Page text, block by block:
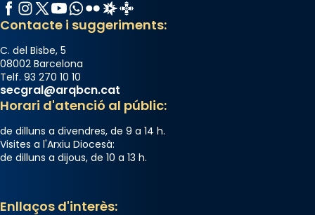
2 weeks ago
Memòria de les santes Juliana i
Semproniana, verges i màrtirs.
Acompanyant la història de sant Cugat, a
partir de l’Edat Mitjana sorgeix la tradició
que les santes Juliana (“relatiu a Júlia”) i
Semproniana (“relatiu a Semprònia =
eterna”) són deixebles seves. I l’any 1667, el
frare Joan Gaspar Roig, afirma en una obra
Mataró en reivindicarà les relíquies fins que
Facebook
Instagram
X / Twitter
YouTube
WhatsApp
FlickrRadio Estel
Catalunya Cristiana
Contacte i suggeriments:
C. del Bisbe, 5
08002 Barcelona
Telf. 93 270 10 10
secgral@arqbcn.cat
Horari d'atenció al públic:
de dilluns a divendres, de 9 a 14 h.
Visites a l'Arxiu Diocesà:
de dilluns a dijous, de 10 a 13 h.
Enllaços d'interès: